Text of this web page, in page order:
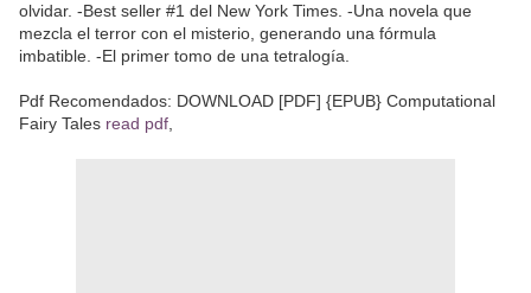
olvidar. -Best seller #1 del New York Times. -Una novela que
mezcla el terror con el misterio, generando una fórmula
imbatible. -El primer tomo de una tetralogía.
Pdf Recomendados: DOWNLOAD [PDF] {EPUB} Computational
Fairy Tales read pdf,